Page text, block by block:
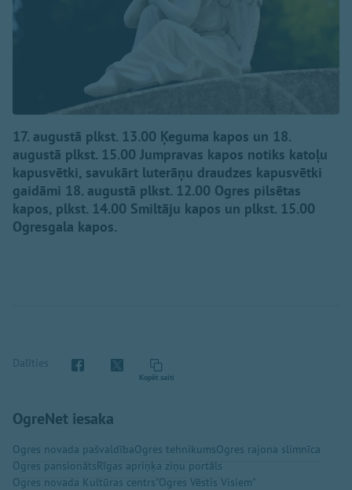
17. augustā plkst. 13.00 Ķeguma kapos un 18.
augustā plkst. 15.00 Jumpravas kapos notiks katoļu
kapusvētki, savukārt luterāņu draudzes kapusvētki
gaidāmi 18. augustā plkst. 12.00 Ogres pilsētas
kapos, plkst. 14.00 Smiltāju kapos un plkst. 15.00
Ogresgala kapos.
Dalīties
Kopēt saiti
OgreNet iesaka
Ogres novada pašvaldībaOgres tehnikumsOgres rajona slimnīca
Ogres pansionātsRīgas apriņķa ziņu portāls
Ogres novada Kultūras centrs"Ogres Vēstis Visiem"